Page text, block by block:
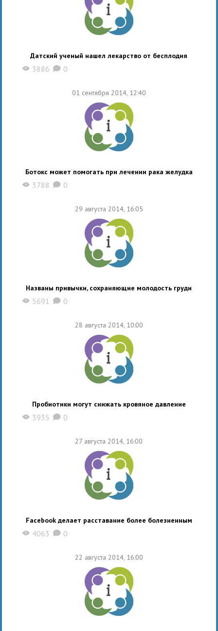
Датский ученый нашел лекарство от бесплодия
X 3886 K 0
01 сентября 2014, 12:40
Ботокс может помогать при лечении рака желудка
X 3788 K 0
29 августа 2014, 16:05
Названы привычки, сохраняющие молодость груди
X 5691 K 0
28 августа 2014, 10:00
Пробиотики могут снижать кровяное давление
X 3935 K 0
27 августа 2014, 16:00
Facebook делает расставание более болезненным
X 4063 K 0
22 августа 2014, 16:00